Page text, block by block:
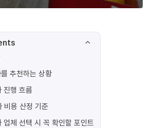
추천하는 상황
진행 흐름
비용 산정 기준
업체 선택 시 꼭 확인할 포인트